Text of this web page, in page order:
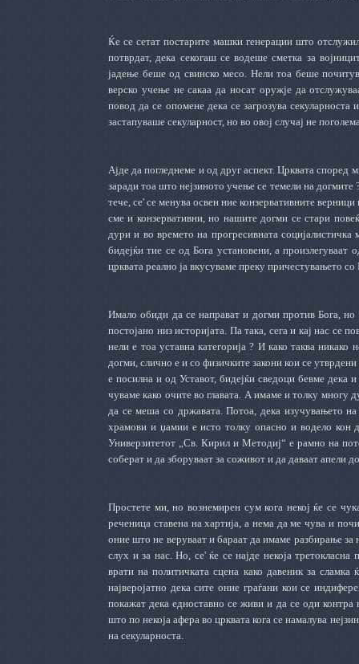
Ќе се сетат постарите машки генерации што
потврдат, дека секогаш се водеше сметка за
јадење беше од свинско месо. Нели тоа беше
верско учење не сакаа да носат оружје да
повод да се опомене дека се загрозува
застапуваше секуларност, но во овој случај не
Ајде да погледнеме и од друг аспект. Црквата според
заради тоа што нејзиното учење се темели на
тече, се' се менува освен ние конзервативните
сме и конзервативни, но нашите догми се стари
дури и во времето на прогресивната
бидејќи тие се од Бога установени, а произлегуваат
црквата реално ја вкусуваме преку причестувањето
Имало обиди да се направат и догми против Бога, но
постојано низ историјата. Па така, сега и кај нас се
нели е тоа уставна категорија ? И како таква
догми, слично е и со физичките закони кои се
е посилна и од Уставот, бидејќи сведоци бевме дека
чуваме како очите во главата. А имаме и толку многу
да се меша со државата. Потоа, дека изучувањето на
храмови и џамии е исто толку опасно и водело кон
Универзитетот „Св. Кирил и Методиј“ е рамно на
соберат и да зборуваат за соживот и да даваат апели
Простете ми, но вознемирен сум кога некој ќе се
реченица ставена на хартија, а нема да ме чува и
оние што не веруваат и бараат да имаме разбирање
слух и за нас. Но, се' ќе се најде некоја
врати на политичката сцена како давеник за
најверојатно дека сите оние граѓани кои се
покажат дека едноставно се живи и да се оди контра
што по некоја афера во црквата кога се намалува
на секуларноста.